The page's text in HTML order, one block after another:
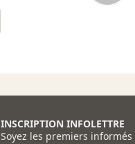
INSCRIPTION INFOLETTRE
Soyez les premiers